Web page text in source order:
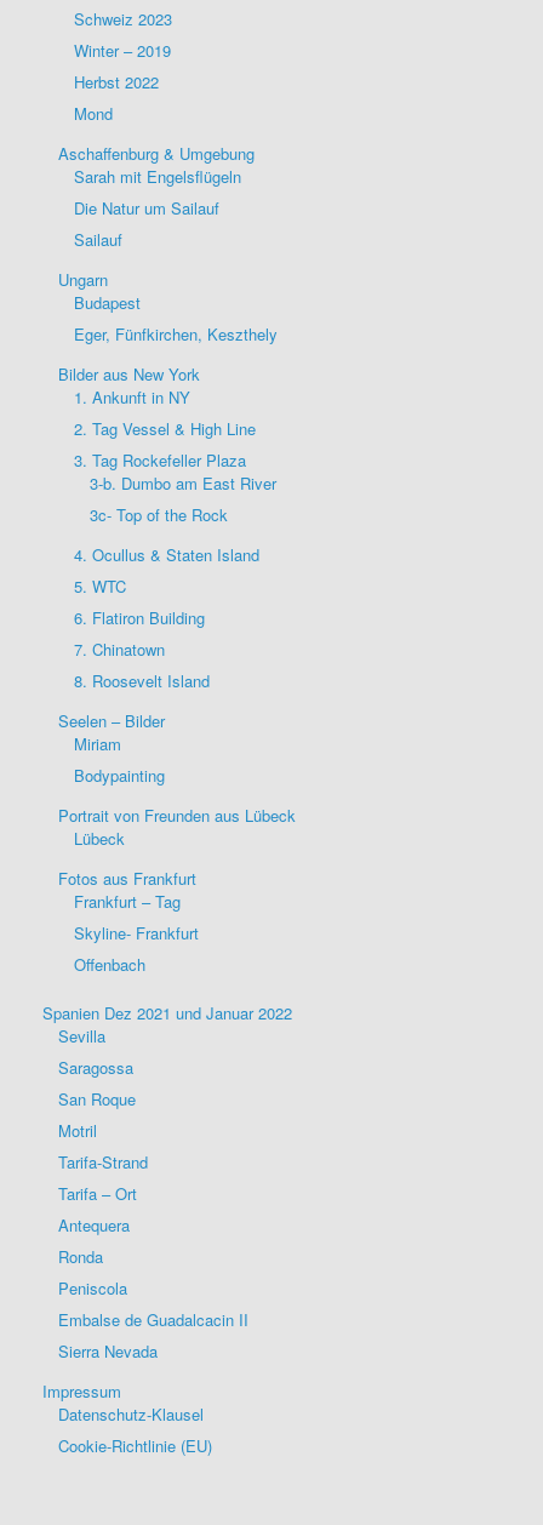
Schweiz 2023
Winter – 2019
Herbst 2022
Mond
Aschaffenburg & Umgebung
Sarah mit Engelsflügeln
Die Natur um Sailauf
Sailauf
Ungarn
Budapest
Eger, Fünfkirchen, Keszthely
Bilder aus New York
1. Ankunft in NY
2. Tag Vessel & High Line
3. Tag Rockefeller Plaza
3-b. Dumbo am East River
3c- Top of the Rock
4. Ocullus & Staten Island
5. WTC
6. Flatiron Building
7. Chinatown
8. Roosevelt Island
Seelen – Bilder
Miriam
Bodypainting
Portrait von Freunden aus Lübeck
Lübeck
Fotos aus Frankfurt
Frankfurt – Tag
Skyline- Frankfurt
Offenbach
Spanien Dez 2021 und Januar 2022
Sevilla
Saragossa
San Roque
Motril
Tarifa-Strand
Tarifa – Ort
Antequera
Ronda
Peniscola
Embalse de Guadalcacin II
Sierra Nevada
Impressum
Datenschutz-Klausel
Cookie-Richtlinie (EU)